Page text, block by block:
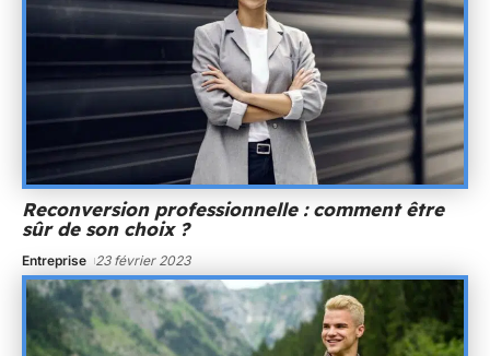
Reconversion professionnelle : comment être
sûr de son choix ?
Entreprise 23 février 2023